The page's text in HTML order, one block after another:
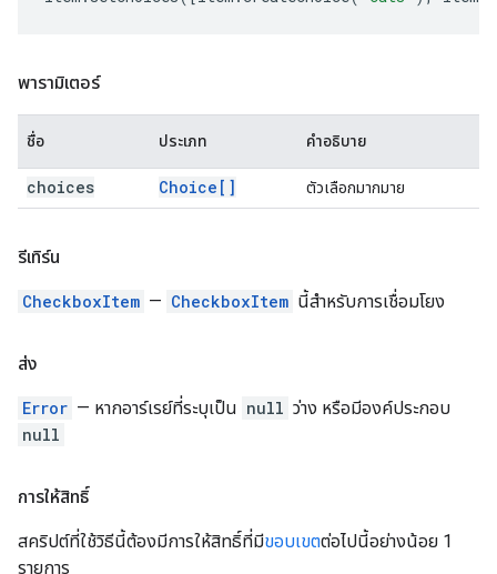
พารามิเตอร์
ชื่อ ประเภท คำอธิบาย
choices Choice[] ตัวเลือกมากมาย
รีเทิร์น
CheckboxItem — CheckboxItem นี้สำหรับการเชื่อมโยง
ส่ง
Error — หากอาร์เรย์ที่ระบุเป็น null ว่าง หรือมีองค์ประกอบ
null
การให้สิทธิ์
สคริปต์ที่ใช้วิธีนี้ต้องมีการให้สิทธิ์ที่มีขอบเขตต่อไปนี้อย่างน้อย 1
รายการ